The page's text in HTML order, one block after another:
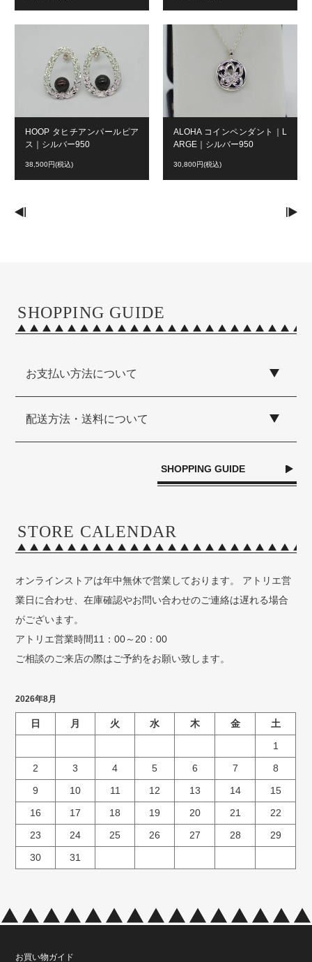
HOOP タヒチアンパールピア
ス｜シルバー950
38,500円(税込)
ALOHA コインペンダント｜L
ARGE｜シルバー950
30,800円(税込)
SHOPPING GUIDE
お支払い方法について
配送方法・送料について
SHOPPING GUIDE
STORE CALENDAR
オンラインストアは年中無休で営業しております。 アトリエ営
業日に合わせ、在庫確認やお問い合わせのご連絡は遅れる場合
がございます。
アトリエ営業時間11：00～20：00
ご相談のご来店の際はご予約をお願い致します。
2026年8月
日 月 火 水 木 金
土
1
2
3 4 5 6 7
8
9
10 11 12 13 14
15
16
17 18 19 20 21
22
23
24 25 26 27 28
29
30
31
お買い物ガイド